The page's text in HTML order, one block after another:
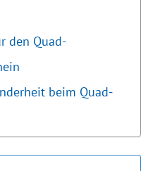
den Quad-
beim Quad-